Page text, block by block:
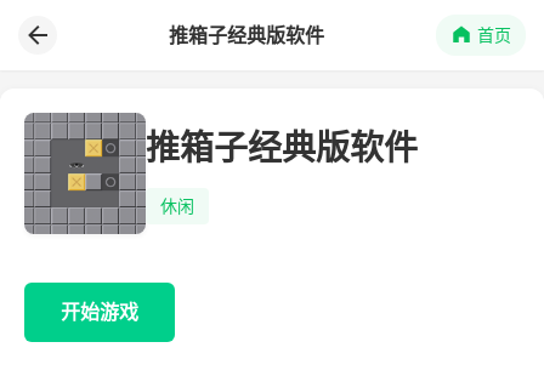
推箱子经典版软件 首页
推箱子经典版软件
休闲
开始游戏